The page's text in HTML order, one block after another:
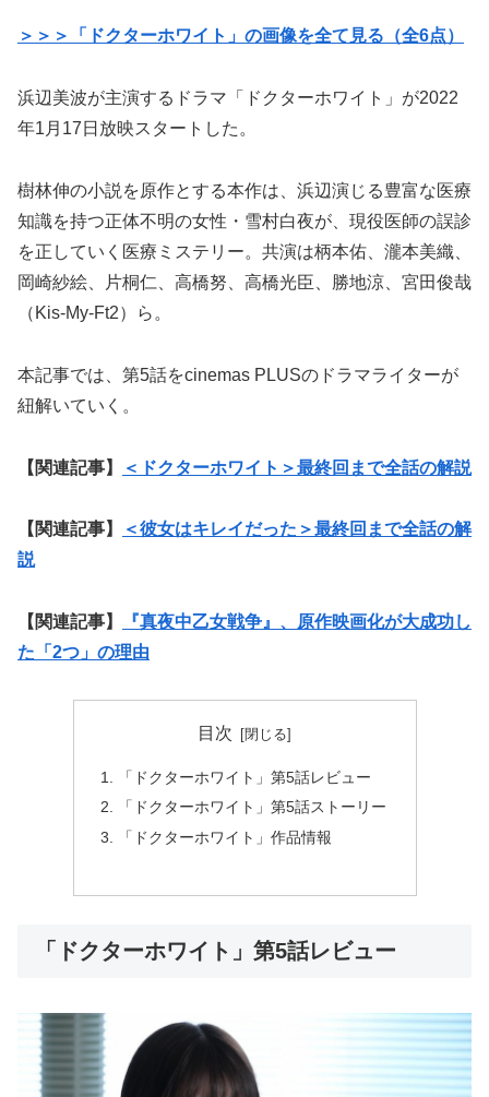
＞＞＞「ドクターホワイト」の画像を全て見る（全6点）
浜辺美波が主演するドラマ「ドクターホワイト」が2022
年1月17日放映スタートした。
樹林伸の小説を原作とする本作は、浜辺演じる豊富な医療
知識を持つ正体不明の女性・雪村白夜が、現役医師の誤診
を正していく医療ミステリー。共演は柄本佑、瀧本美織、
岡崎紗絵、片桐仁、高橋努、高橋光臣、勝地涼、宮田俊哉
（Kis-My-Ft2）ら。
本記事では、第5話をcinemas PLUSのドラマライターが
紐解いていく。
【関連記事】 ＜ドクターホワイト＞最終回まで全話の解説
【関連記事】
＜彼女はキレイだった＞最終回まで全話の解
説
【関連記事】
『真夜中乙女戦争』、原作映画化が大成功し
た「2つ」の理由
目次
「ドクターホワイト」第5話レビュー
「ドクターホワイト」第5話ストーリー
「ドクターホワイト」作品情報
「ドクターホワイト」第5話レビュー